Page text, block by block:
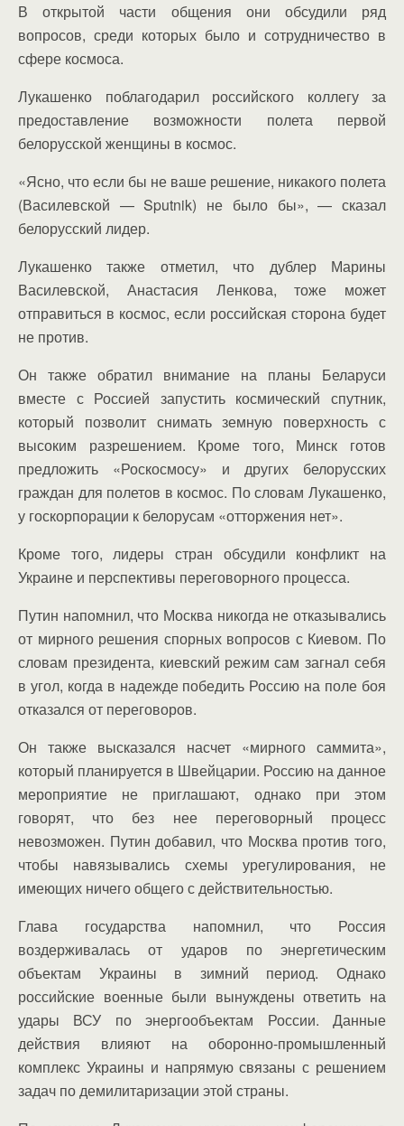
В открытой части общения они обсудили ряд
вопросов, среди которых было и сотрудничество в
сфере космоса.
Лукашенко поблагодарил российского коллегу за
предоставление возможности полета первой
белорусской женщины в космос.
«Ясно, что если бы не ваше решение, никакого полета
(Василевской — Sputnik) не было бы», — сказал
белорусский лидер.
Лукашенко также отметил, что дублер Марины
Василевской, Анастасия Ленкова, тоже может
отправиться в космос, если российская сторона будет
не против.
Он также обратил внимание на планы Беларуси
вместе с Россией запустить космический спутник,
который позволит снимать земную поверхность с
высоким разрешением. Кроме того, Минск готов
предложить «Роскосмосу» и других белорусских
граждан для полетов в космос. По словам Лукашенко,
у госкорпорации к белорусам «отторжения нет».
Кроме того, лидеры стран обсудили конфликт на
Украине и перспективы переговорного процесса.
Путин напомнил, что Москва никогда не отказывались
от мирного решения спорных вопросов с Киевом. По
словам президента, киевский режим сам загнал себя
в угол, когда в надежде победить Россию на поле боя
отказался от переговоров.
Он также высказался насчет «мирного саммита»,
который планируется в Швейцарии. Россию на данное
мероприятие не приглашают, однако при этом
говорят, что без нее переговорный процесс
невозможен. Путин добавил, что Москва против того,
чтобы навязывались схемы урегулирования, не
имеющих ничего общего с действительностью.
Глава государства напомнил, что Россия
воздерживалась от ударов по энергетическим
объектам Украины в зимний период. Однако
российские военные были вынуждены ответить на
удары ВСУ по энергообъектам России. Данные
действия влияют на оборонно-промышленный
комплекс Украины и напрямую связаны с решением
задач по демилитаризации этой страны.